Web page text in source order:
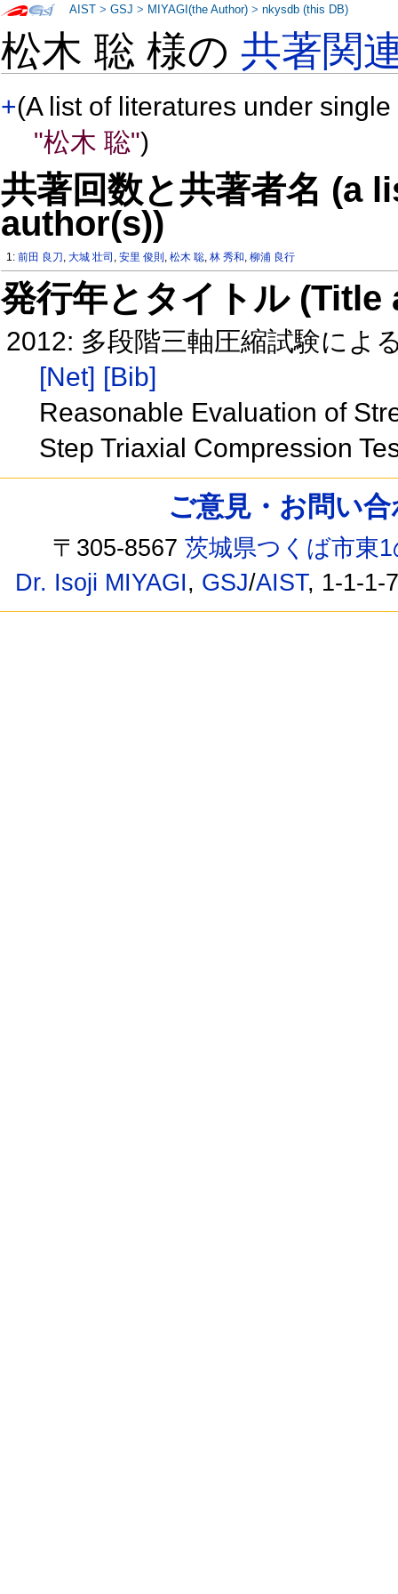
松木 聡 様の共著関
+(A list of literatures under
"松木 聡")
共著回数と共著者名 (a
author(s))
1:前田 良刀,大城 壮司 ,安里 俊則 ,松木 聡,林 秀和,柳浦 良行
発行年とタイトル
2012: 多段階三軸圧縮試験によ
[Net] [Bib]
Reasonable Evaluation of
Step Triaxial Compression
AIST >GSJ > MIYAGI(the Author) >nkysdb (this DB)
ご意見・お問い
〒305-8567茨城県つくば市東
Dr. Isoji MIYAGI, GSJ/AIST, 1-1-1-